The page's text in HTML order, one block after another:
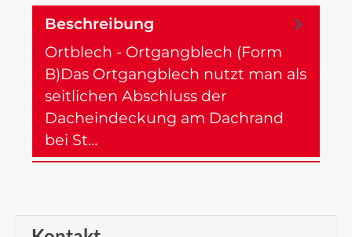
Beschreibung
Ortblech - Ortgangblech (Form
B)Das Ortgangblech nutzt man als
seitlichen Abschluss der
Dacheindeckung am Dachrand
bei St…